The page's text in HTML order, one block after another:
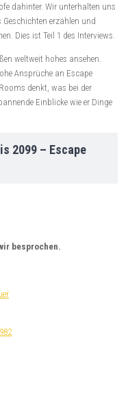
dahinter. Wir unterhalten uns
erzählen und
Dies ist Teil 1 des Interviews.
weltweit hohes ansehen.
Ansprüche an Escape
denkt, was bei der
Einblicke wie er Dinge
2099 – Escape
besprochen.